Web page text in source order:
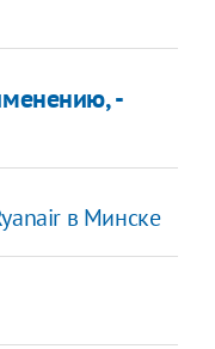
-
в Минске